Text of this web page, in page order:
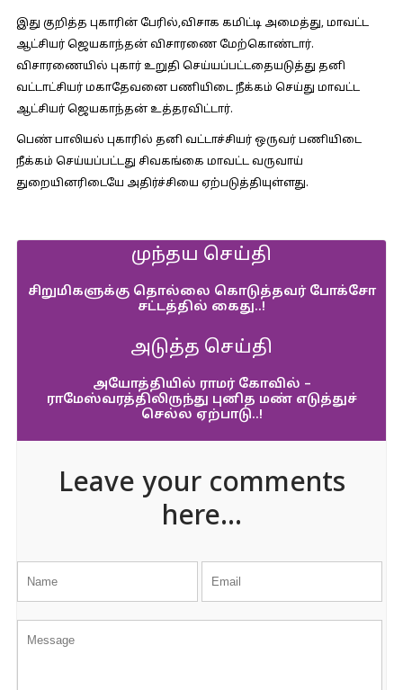
இது குறித்த புகாரின் பேரில்,விசாக கமிட்டி அமைத்து, மாவட்ட
ஆட்சியர் ஜெயகாந்தன் விசாரணை மேற்கொண்டார்.
விசாரணையில் புகார் உறுதி செய்யப்பட்டதையடுத்து தனி
வட்டாட்சியர் மகாதேவனை பணியிடை நீக்கம் செய்து மாவட்ட
ஆட்சியர் ஜெயகாந்தன் உத்தரவிட்டார்.
பெண் பாலியல் புகாரில் தனி வட்டாச்சியர் ஒருவர் பணியிடை
நீக்கம் செய்யப்பட்டது சிவகங்கை மாவட்ட வருவாய்
துறையினரிடையே அதிர்ச்சியை ஏற்படுத்தியுள்ளது.
முந்தய செய்தி
சிறுமிகளுக்கு தொல்லை கொடுத்தவர் போக்சோ
சட்டத்தில் கைது..!
அடுத்த செய்தி
அயோத்தியில் ராமர் கோவில் –
ராமேஸ்வரத்திலிருந்து புனித மண் எடுத்துச்
செல்ல ஏற்பாடு..!
Leave your comments
here...